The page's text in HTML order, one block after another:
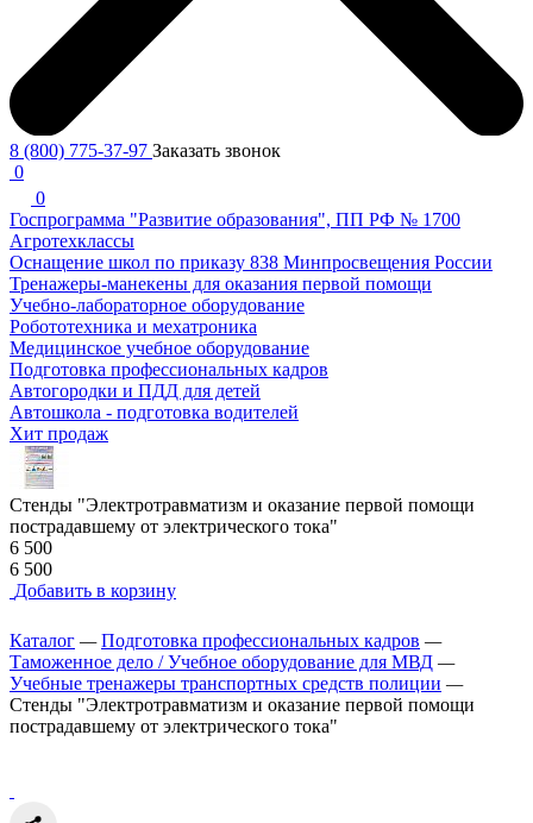
8 (800) 775-37-97 Заказать звонок
0
0
Госпрограмма "Развитие образования", ПП РФ № 1700
Агротехклассы
Оснащение школ по приказу 838 Минпросвещения России
Тренажеры-манекены для оказания первой помощи
Учебно-лабораторное оборудование
Робототехника и мехатроника
Медицинское учебное оборудование
Подготовка профессиональных кадров
Автогородки и ПДД для детей
Автошкола - подготовка водителей
Хит продаж
Стенды "Электротравматизм и оказание первой помощи
пострадавшему от электрического тока"
6 500
6 500
Добавить в корзину
Каталог —Подготовка профессиональных кадров —
Таможенное дело / Учебное оборудование для МВД —
Учебные тренажеры транспортных средств полиции —
Стенды "Электротравматизм и оказание первой помощи
пострадавшему от электрического тока"